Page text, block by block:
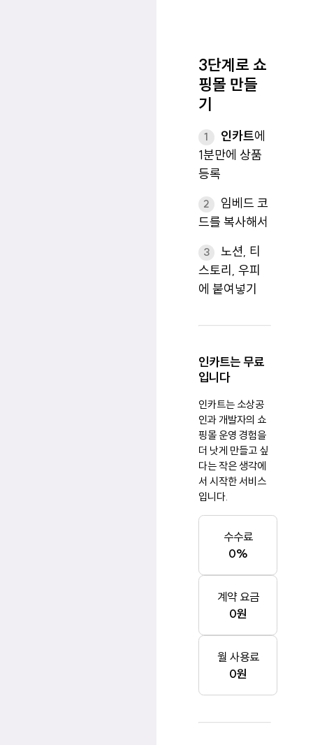
3단계로 쇼
핑몰 만들
기
1 인카트에
1분만에 상품
등록
2
임베드 코
드를 복사해서
3
노션, 티
스토리, 우피
에 붙여넣기
인카트는 무료
입니다
인카트는 소상공
인과 개발자의 쇼
핑몰 운영 경험을
더 낫게 만들고 싶
다는 작은 생각에
서 시작한 서비스
입니다.
수수료
0%
계약 요금
0원
월 사용료
0원